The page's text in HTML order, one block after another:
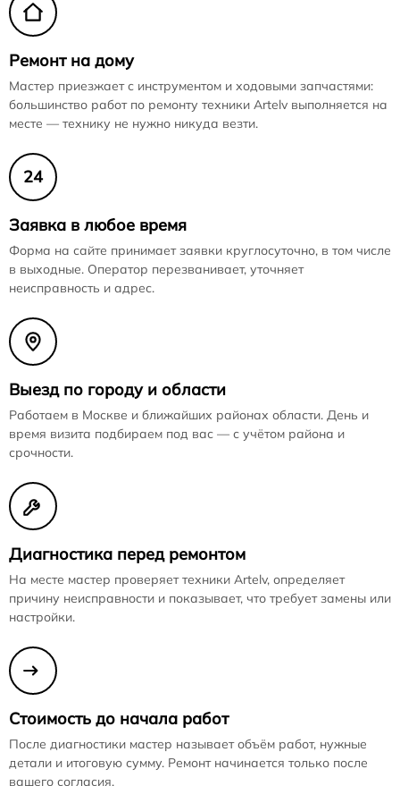
Ремонт на дому
Мастер приезжает с инструментом и ходовыми запчастями:
большинство работ по ремонту техники Artelv выполняется на
месте — технику не нужно никуда везти.
24
Заявка в любое время
Форма на сайте принимает заявки круглосуточно, в том числе
в выходные. Оператор перезванивает, уточняет
неисправность и адрес.
Выезд по городу и области
Работаем в Москве и ближайших районах области. День и
время визита подбираем под вас — с учётом района и
срочности.
Диагностика перед ремонтом
На месте мастер проверяет техники Artelv, определяет
причину неисправности и показывает, что требует замены или
настройки.
Стоимость до начала работ
После диагностики мастер называет объём работ, нужные
детали и итоговую сумму. Ремонт начинается только после
вашего согласия.